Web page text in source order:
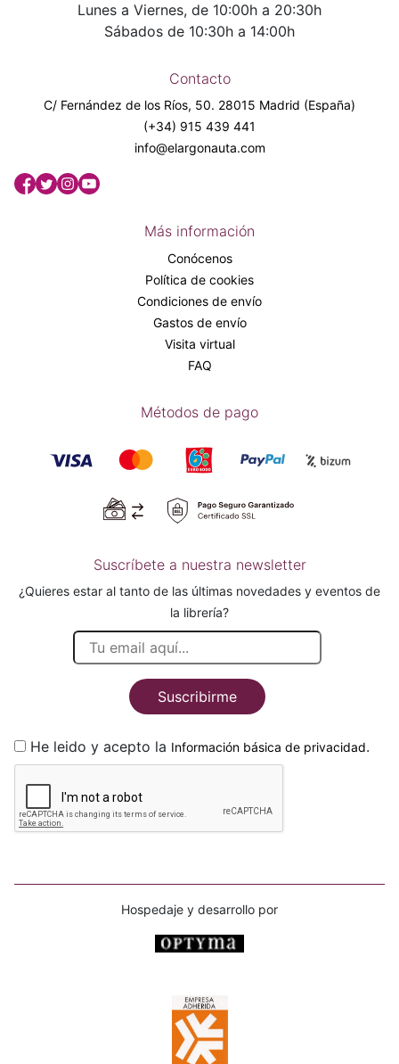
Lunes a Viernes, de 10:00h a 20:30h
Sábados de 10:30h a 14:00h
Contacto
C/ Fernández de los Ríos, 50. 28015 Madrid (España)
(+34) 915 439 441
info@elargonauta.com
Más información
Conócenos
Política de cookies
Condiciones de envío
Gastos de envío
Visita virtual
FAQ
Métodos de pago
Suscríbete a nuestra newsletter
¿Quieres estar al tanto de las últimas novedades y eventos de
la librería?
Suscribirme
He leido y acepto la Información básica de privacidad.
Hospedaje y desarrollo por